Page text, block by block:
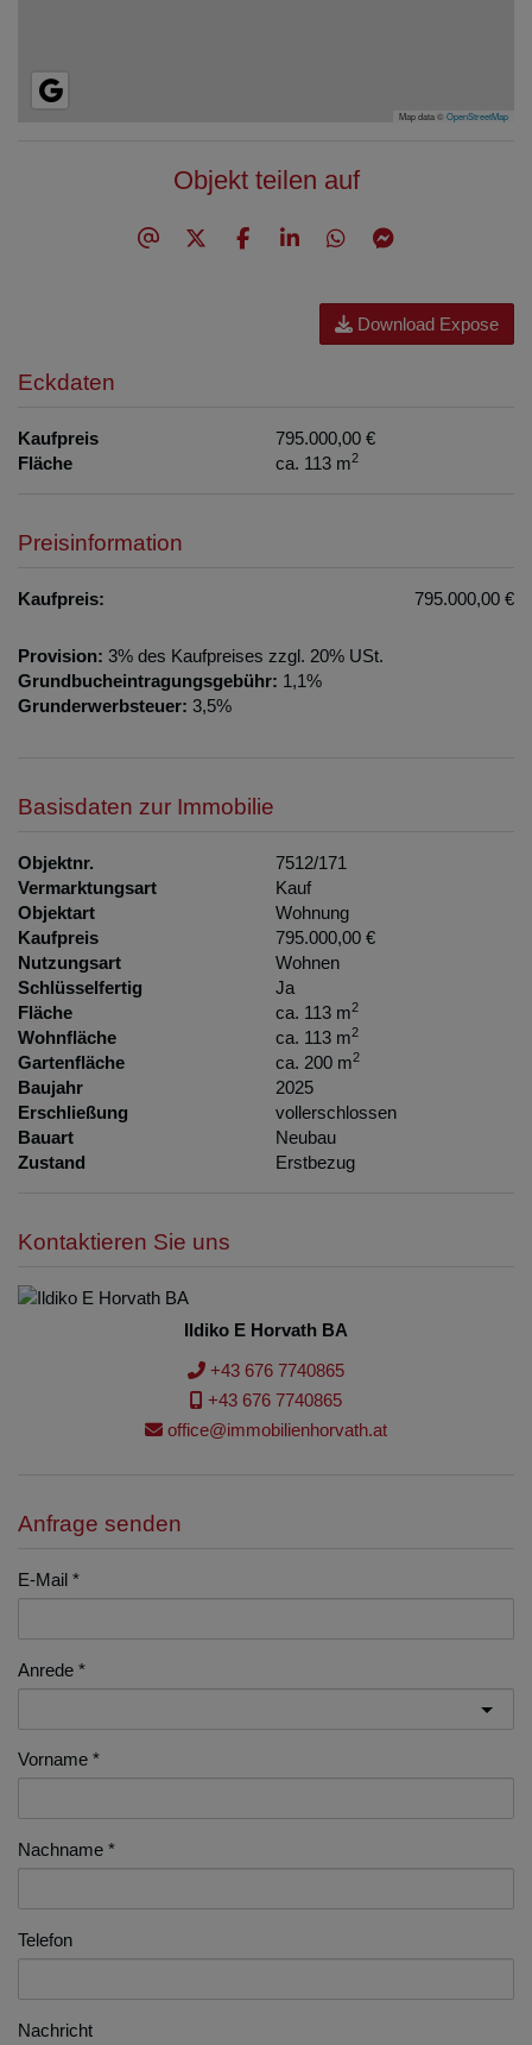
Map data ©OpenStreetMap
Objekt teilen auf
Download Expose
Eckdaten
Kaufpreis
795.000,00 €
Fläche
ca. 113 m2
Preisinformation
Kaufpreis: 795.000,00 €
Provision: 3% des Kaufpreises zzgl. 20% USt.
Grundbucheintragungsgebühr: 1,1%
Grunderwerbsteuer: 3,5%
Basisdaten zur Immobilie
Objektnr.
7512/171
Vermarktungsart
Kauf
Objektart
Wohnung
Kaufpreis
795.000,00 €
Nutzungsart
Wohnen
Schlüsselfertig
Ja
Fläche
ca. 113 m2
Wohnfläche ca. 113 m2
Gartenfläche ca. 200 m2
Baujahr
2025
Erschließung
vollerschlossen
Bauart
Neubau
Zustand
Erstbezug
Kontaktieren Sie uns
Ildiko E Horvath BA
+43 676 7740865
+43 676 7740865
office@immobilienhorvath.at
Anfrage senden
E-Mail
Anrede
Vorname
Nachname
Telefon
Nachricht